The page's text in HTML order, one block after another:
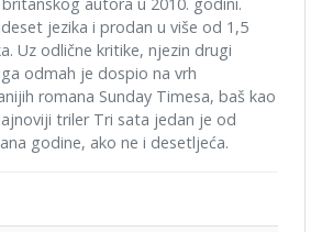
autora u 2010. godini.
jezika i prodan u više od 1,5
Uz odlične kritike, njezin drugi
odmah je dospio na vrh
romana Sunday Timesa, baš kao
triler Tri sata jedan je od
godine, ako ne i desetljeća.